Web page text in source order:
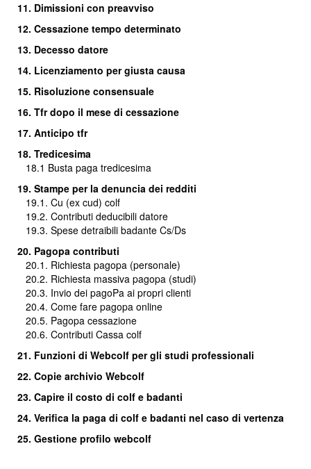
11. Dimissioni con preavviso
12. Cessazione tempo determinato
13. Decesso datore
14. Licenziamento per giusta causa
15. Risoluzione consensuale
16. Tfr dopo il mese di cessazione
17. Anticipo tfr
18. Tredicesima
18.1 Busta paga tredicesima
19. Stampe per la denuncia dei redditi
19.1. Cu (ex cud) colf
19.2. Contributi deducibili datore
19.3. Spese detraibili badante Cs/Ds
20. Pagopa contributi
20.1. Richiesta pagopa (personale)
20.2. Richiesta massiva pagopa (studi)
20.3. Invio dei pagoPa ai propri clienti
20.4. Come fare pagopa online
20.5. Pagopa cessazione
20.6. Contributi Cassa colf
21. Funzioni di Webcolf per gli studi professionali
22. Copie archivio Webcolf
23. Capire il costo di colf e badanti
24. Verifica la paga di colf e badanti nel caso di vertenza
25. Gestione profilo webcolf